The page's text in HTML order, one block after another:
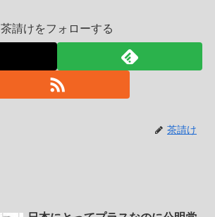
茶請けをフォローする
茶請け